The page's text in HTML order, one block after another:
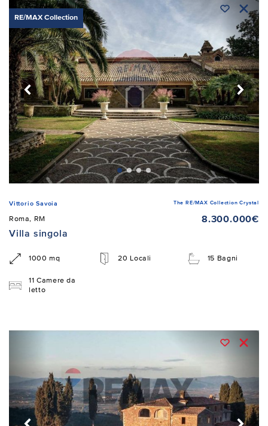
RE/MAX Collection
Vittorio Savoia The RE/MAX Collection Crystal
Roma, RM
8.300.000€
Villa singola
1000 mq 20 Locali 15 Bagni
11 Camere da
letto